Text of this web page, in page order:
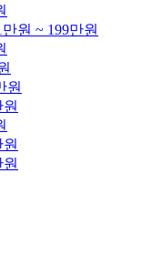
만원 ~ 199만원
원